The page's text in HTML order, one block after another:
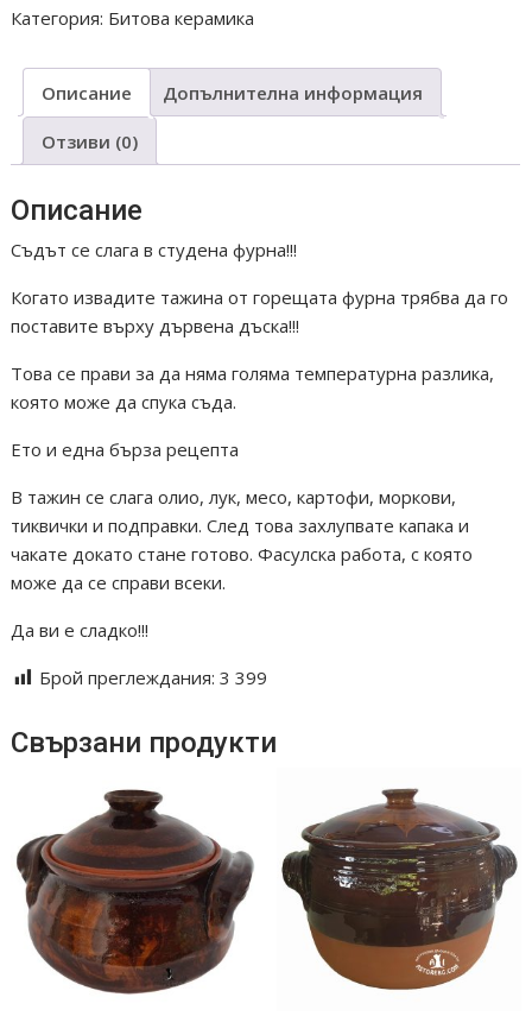
002
Категория: Битова керамика
Описание Допълнителна информация
Отзиви (0)
Описание
Съдът се слага в студена фурна!!!
Когато извадите тажина от горещата фурна трябва да го
поставите върху дървена дъска!!!
Това се прави за да няма голяма температурна разлика,
която може да спука съда.
Ето и една бърза рецепта
В тажин се слага олио, лук, месо, картофи, моркови,
тиквички и подправки. След това захлупвате капака и
чакате докато стане готово. Фасулска работа, с която
може да се справи всеки.
Да ви е сладко!!!
Брой преглеждания: 3 399
Свързани продукти